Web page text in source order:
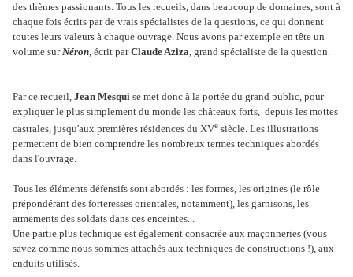
des thèmes passionants. Tous les recueils, dans beaucoup de domaines, sont à
chaque fois écrits par de vrais spécialistes de la questions, ce qui donnent
toutes leurs valeurs à chaque ouvrage. Nous avons par exemple en tête un
volume surNéron, écrit parClaude Aziza, grand spécialiste de la question.
Par ce recueil, Jean Mesqui se met donc à la portée du grand public, pour
expliquer le plus simplement du monde les châteaux forts, depuis les mottes
castrales, jusqu'aux premières résidences du XVe siècle. Les illustrations
permettent de bien comprendre les nombreux termes techniques abordés
dans l'ouvrage.
Tous les éléments défensifs sont abordés : les formes, les origines (le rôle
prépondérant des forteresses orientales, notamment), les garnisons, les
armements des soldats dans ces enceintes...
Une partie plus technique est également consacrée aux maçonneries (vous
savez comme nous sommes attachés aux techniques de constructions !), aux
enduits utilisés.